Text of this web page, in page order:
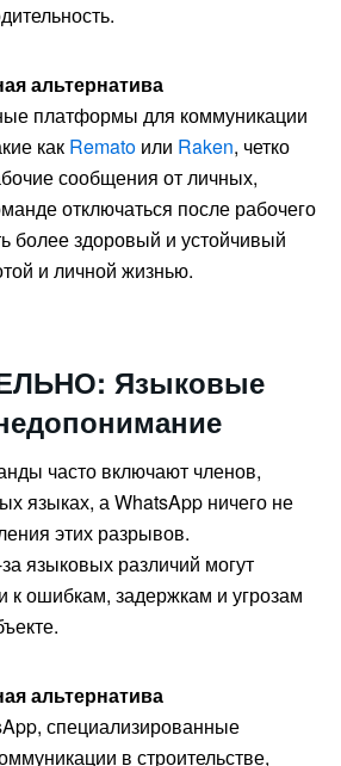
альтернатива
платформы для коммуникации
как Remato или Raken, четко
сообщения от личных,
отключаться после рабочего
более здоровый и устойчивый
и личной жизнью.
Языковые
часто включают членов,
языках, а WhatsApp ничего не
этих разрывов.
языковых различий могут
к ошибкам, задержкам и угрозам
альтернатива
специализированные
в строительстве,